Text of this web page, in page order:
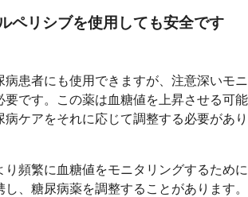
ペリシブを使用しても安全です
病患者にも使用できますが、注意深いモニ
要です。この薬は血糖値を上昇させる可能
ケアをそれに応じて調整する必要があり
り頻繁に血糖値をモニタリングするために
、糖尿病薬を調整することがあります。